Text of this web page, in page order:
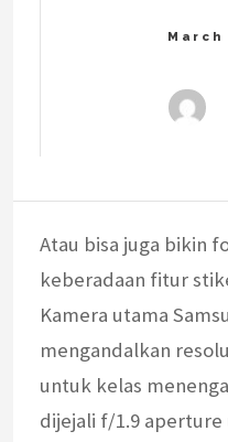
Atau bisa juga bikin
keberadaan fitur
Kamera utama
mengandalkan
untuk kelas
dijejali f/1.9